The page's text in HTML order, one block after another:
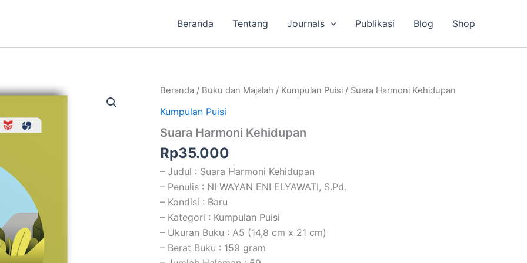
Beranda Tentang Journals Publikasi Blog Shop
Beranda / Buku dan Majalah / Kumpulan Puisi / Suara Harmoni Kehidupan
Kumpulan Puisi
Suara Harmoni Kehidupan
Rp35.000
– Judul : Suara Harmoni Kehidupan
– Penulis : NI WAYAN ENI ELYAWATI, S.Pd.
– Kondisi : Baru
– Kategori : Kumpulan Puisi
– Ukuran Buku : A5 (14,8 cm x 21 cm)
– Berat Buku : 159 gram